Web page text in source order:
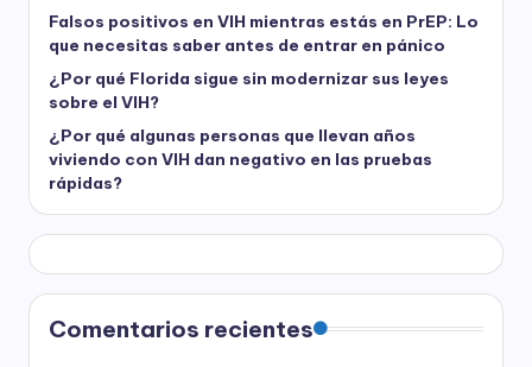
Falsos positivos en VIH mientras estás en PrEP: Lo
que necesitas saber antes de entrar en pánico
¿Por qué Florida sigue sin modernizar sus leyes
sobre el VIH?
¿Por qué algunas personas que llevan años
viviendo con VIH dan negativo en las pruebas
rápidas?
Comentarios recientes